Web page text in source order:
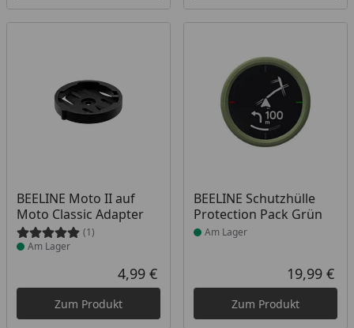
BEELINE Moto II auf
Moto Classic Adapter
(1)
Produkt am Lager
Am Lager
Aktueller Preis
4,99 €
Zum Produkt
BEELINE Schutzhülle
Protection Pack Grün
Produkt am Lager
Am Lager
19,99 €
Zum Produkt